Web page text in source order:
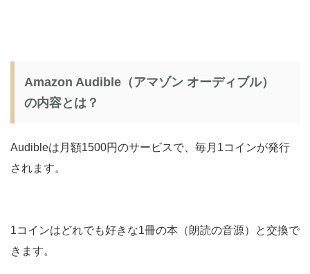
Amazon Audible（アマゾン オーディブル）
の内容とは？
Audibleは月額1500円のサービスで、毎月1コインが発行
されます。
1コインはどれでも好きな1冊の本（朗読の音源）と交換で
きます。